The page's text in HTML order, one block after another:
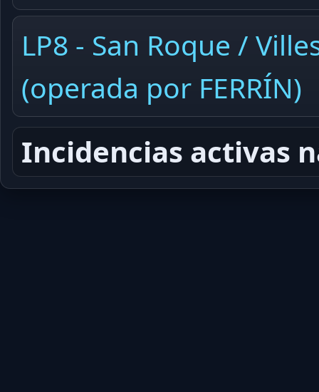
LP8 - San Roque /
(operada por FERRÍN)
Incidencias activas